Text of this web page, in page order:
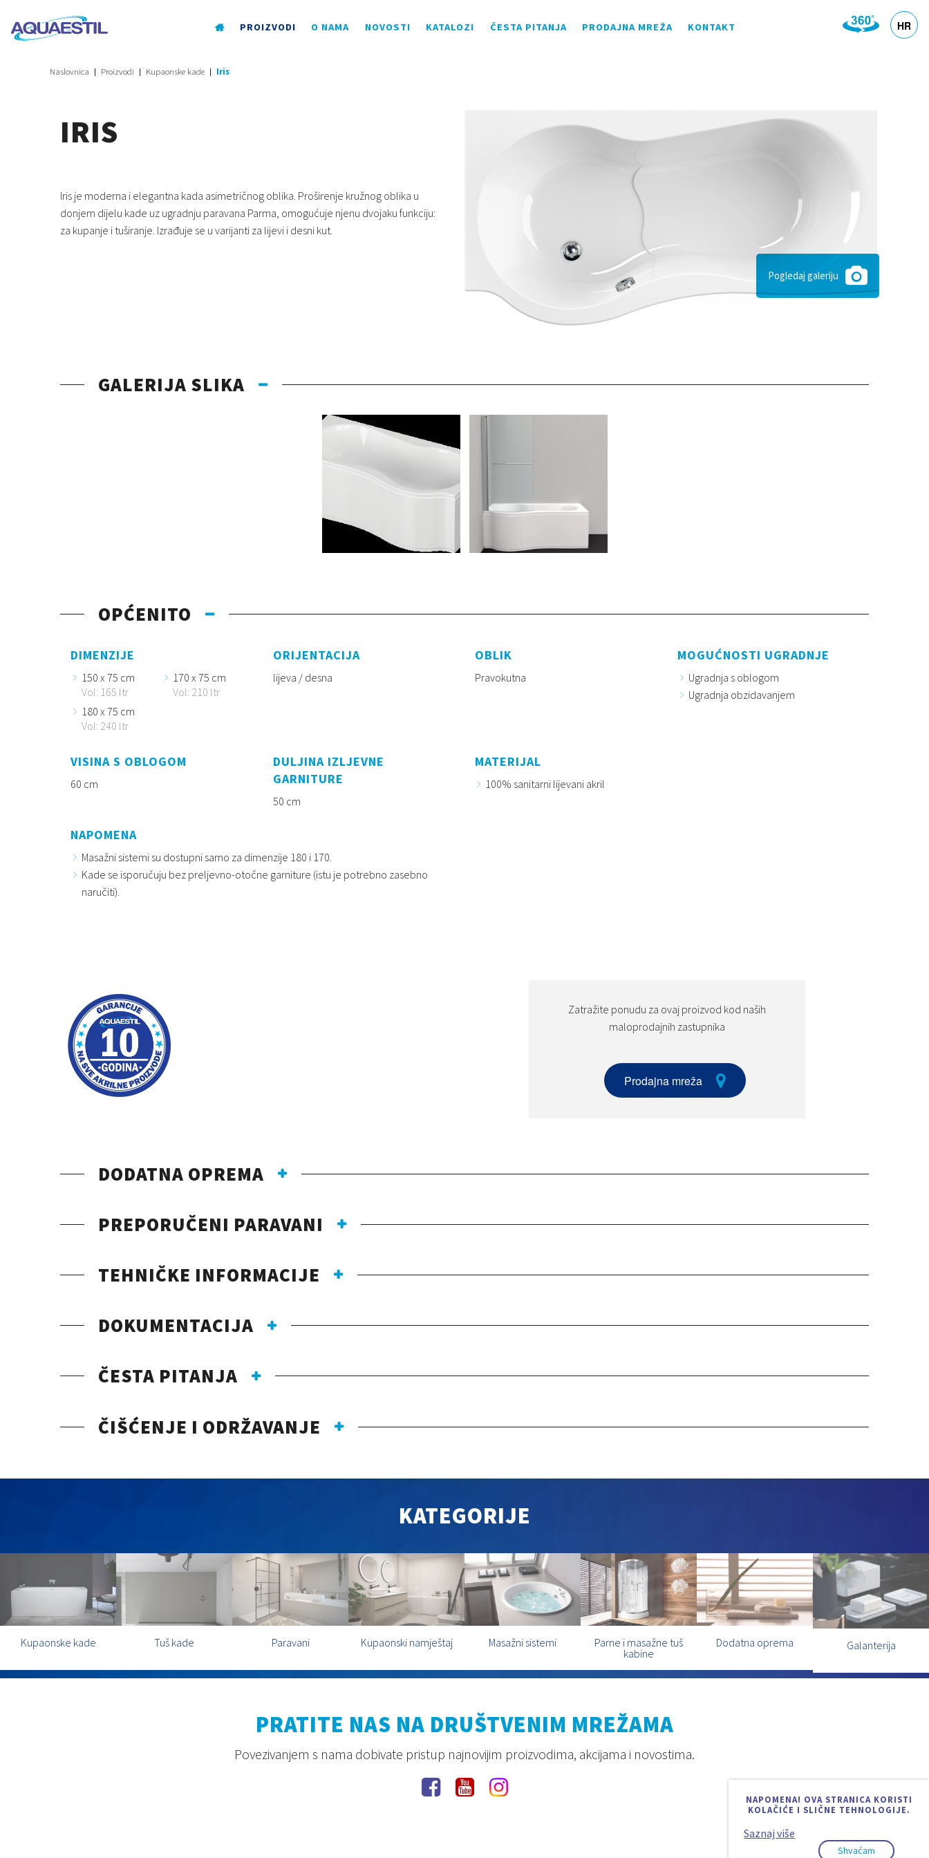
HR
PROIZVODI O NAMA NOVOSTI KATALOZI ČESTA PITANJA PRODAJNA MREŽA KONTAKT
Naslovnica Proizvodi Kupaonske kade Iris
IRIS
Iris je moderna i elegantna kada asimetričnog oblika. Proširenje kružnog oblika u
donjem dijelu kade uz ugradnju paravana Parma, omogućuje njenu dvojaku funkciju:
za kupanje i tuširanje. Izrađuje se u varijanti za lijevi i desni kut.
Pogledaj galeriju
GALERIJA SLIKA
OPĆENITO
DIMENZIJE
150 x 75 cm
Vol: 165 ltr
170 x 75 cm
Vol: 210 ltr
180 x 75 cm
Vol: 240 ltr
ORIJENTACIJA
lijeva / desna
OBLIK
Pravokutna
MOGUĆNOSTI UGRADNJE
Ugradnja s oblogom
Ugradnja obzidavanjem
VISINA S OBLOGOM
60 cm
DULJINA IZLJEVNE
GARNITURE
50 cm
MATERIJAL
100% sanitarni lijevani akril
NAPOMENA
Masažni sistemi su dostupni samo za dimenzije 180 i 170.
Kade se isporučuju bez preljevno-otočne garniture (istu je potrebno zasebno
naručiti).
Zatražite ponudu za ovaj proizvod kod naših
maloprodajnih zastupnika
Prodajna mreža
DODATNA OPREMA
PREPORUČENI PARAVANI
TEHNIČKE INFORMACIJE
DOKUMENTACIJA
ČESTA PITANJA
ČIŠĆENJE I ODRŽAVANJE
KATEGORIJE
Kupaonske kade Tuš kade Paravani Kupaonski namještaj Masažni sistemi
Parne i masažne tuš
kabine
Dodatna oprema Galanterija
NAPOMENA! OVA STRANICA KORISTI
KOLAČIĆE I SLIČNE TEHNOLOGIJE.
Saznaj više
Shvaćam
PRATITE NAS NA DRUŠTVENIM MREŽAMA
Povezivanjem s nama dobivate pristup najnovijim proizvodima, akcijama i novostima.